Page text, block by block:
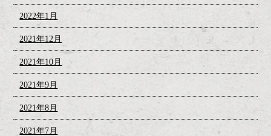
2022年1月
2021年12月
2021年10月
2021年9月
2021年8月
2021年7月